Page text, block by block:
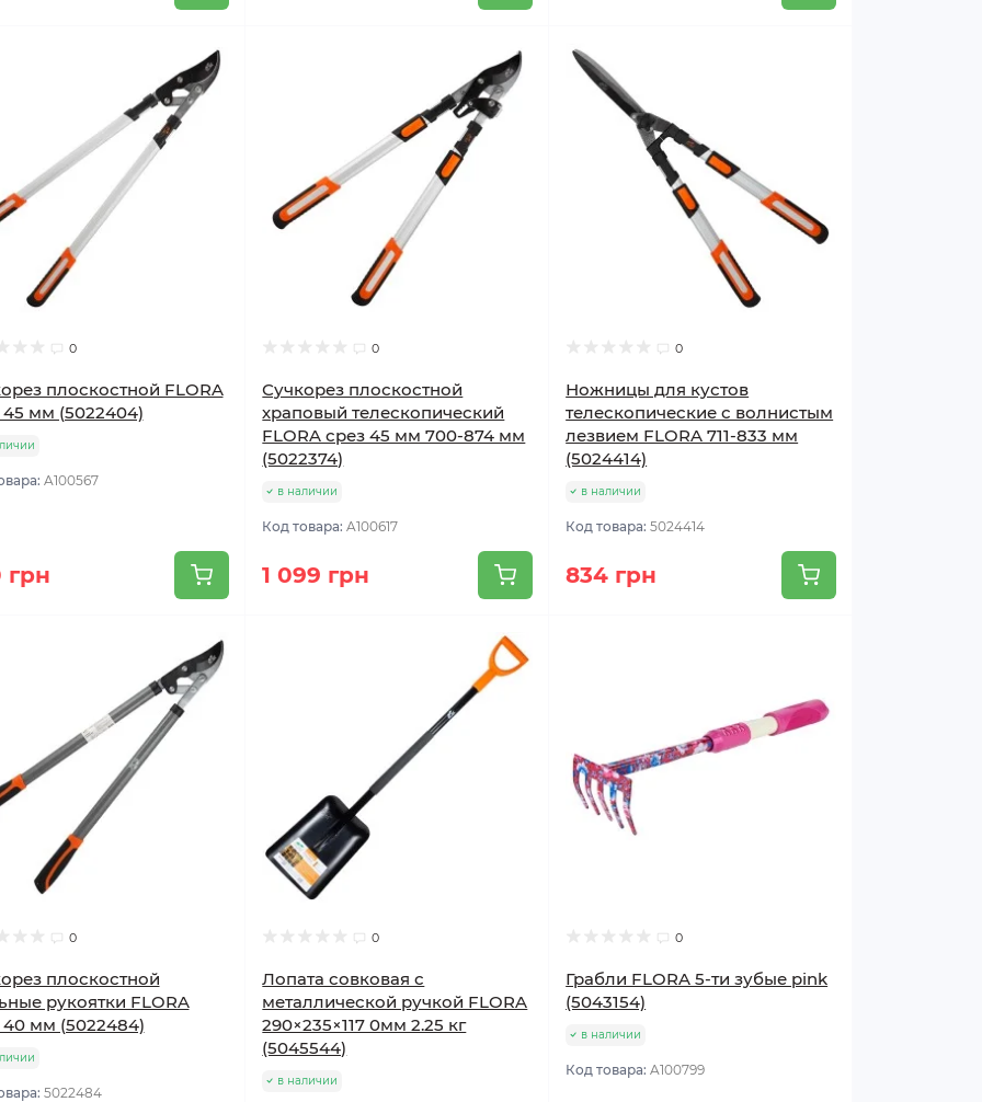
0
плоскостной FLORA
45 мм (5022404)
A100567
грн
0
Сучкорез плоскостной
храповый телескопический
FLORA срез 45 мм 700-874 мм
(5022374)
в наличии
Код товара:A100617
1 099 грн
0
Ножницы для кустов
телескопические с волнистым
лезвием FLORA 711-833 мм
(5024414)
в наличии
Код товара:5024414
834 грн
0
плоскостной
рукоятки FLORA
40 мм (5022484)
5022484
0
Лопата совковая с
металлической ручкой FLORA
290×235×117 0мм 2.25 кг
(5045544)
в наличии
0
Грабли FLORA 5-ти зубые pink
(5043154)
в наличии
Код товара:A100799